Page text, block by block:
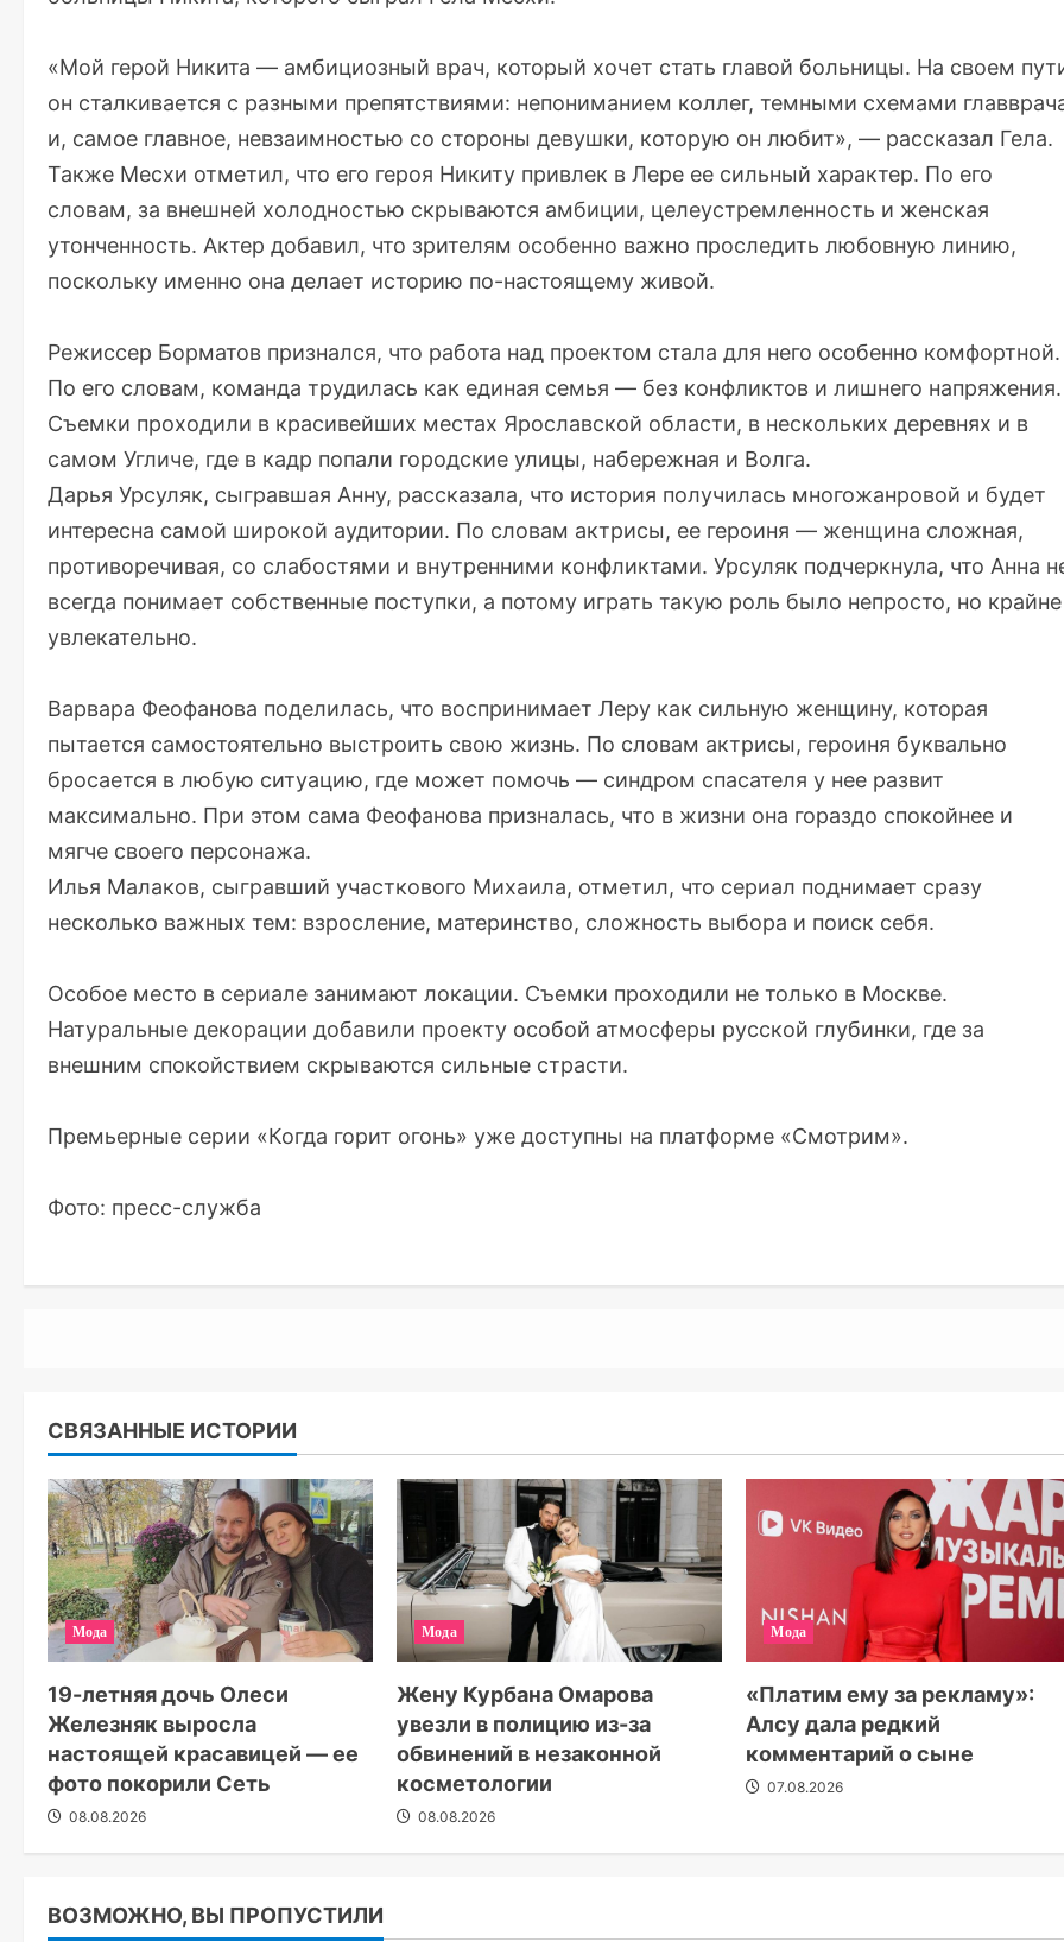
«Мой герой Никита — амбициозный врач, который хочет стать главой больницы. На своем
он сталкивается с разными препятствиями: непониманием коллег, темными схемами
и, самое главное, невзаимностью со стороны девушки, которую он любит», — рассказал Гела.
Также Месхи отметил, что его героя Никиту привлек в Лере ее сильный характер. По его
словам, за внешней холодностью скрываются амбиции, целеустремленность и женская
утонченность. Актер добавил, что зрителям особенно важно проследить любовную линию,
поскольку именно она делает историю по-настоящему живой.
Режиссер Борматов признался, что работа над проектом стала для него особенно комфортной.
По его словам, команда трудилась как единая семья — без конфликтов и лишнего напряжения.
Съемки проходили в красивейших местах Ярославской области, в нескольких деревнях и в
самом Угличе, где в кадр попали городские улицы, набережная и Волга.
Дарья Урсуляк, сыгравшая Анну, рассказала, что история получилась многожанровой и будет
интересна самой широкой аудитории. По словам актрисы, ее героиня — женщина сложная,
противоречивая, со слабостями и внутренними конфликтами. Урсуляк подчеркнула, что Анна
всегда понимает собственные поступки, а потому играть такую роль было непросто, но крайне
увлекательно.
Варвара Феофанова поделилась, что воспринимает Леру как сильную женщину, которая
пытается самостоятельно выстроить свою жизнь. По словам актрисы, героиня буквально
бросается в любую ситуацию, где может помочь — синдром спасателя у нее развит
максимально. При этом сама Феофанова призналась, что в жизни она гораздо спокойнее и
мягче своего персонажа.
Илья Малаков, сыгравший участкового Михаила, отметил, что сериал поднимает сразу
несколько важных тем: взросление, материнство, сложность выбора и поиск себя.
Особое место в сериале занимают локации. Съемки проходили не только в Москве.
Натуральные декорации добавили проекту особой атмосферы русской глубинки, где за
внешним спокойствием скрываются сильные страсти.
Премьерные серии «Когда горит огонь» уже доступны на платформе «Смотрим».
Фото: пресс-служба
СВЯЗАННЫЕ ИСТОРИИ
Мода
19-летняя дочь Олеси
Железняк выросла
настоящей красавицей — ее
фото покорили Сеть
08.08.2026
Мода
Жену Курбана Омарова
увезли в полицию из-за
обвинений в незаконной
косметологии
08.08.2026
Мода
«Платим ему за рекламу»:
Алсу дала редкий
комментарий о сыне
07.08.2026
ВОЗМОЖНО, ВЫ ПРОПУСТИЛИ